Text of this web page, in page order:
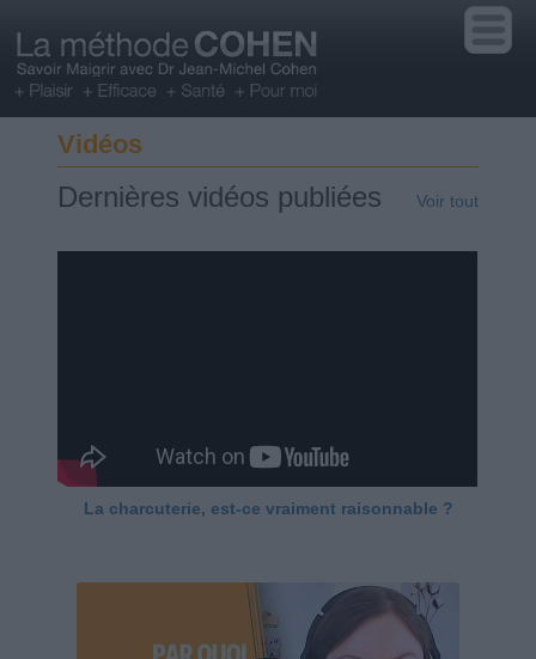
Vidéos
Dernières vidéos publiées Voir tout
La charcuterie, est-ce vraiment raisonnable ?